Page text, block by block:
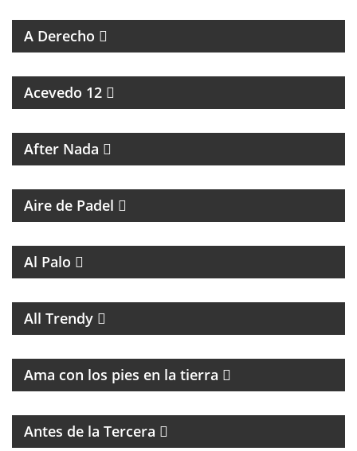
A Derecho
Acevedo 12
After Nada
Aire de Padel
Al Palo
MAGAZINE DE MUSICA, ENTREVISTAS Y
All Trendy
PROGRAMA DE ESPIRITUALIDAD CON MARCIA
Ama con los pies en la tierra
MAGAZINE DE ENTRETENIMIENTO CON
Antes de la Tercera
GRAN PROPUESTA DEL GRAN REFERENTE DEL